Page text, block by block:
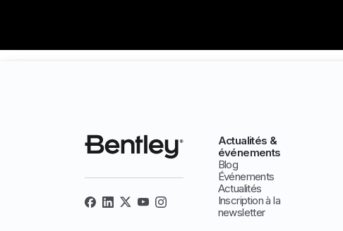
Actualités &
événements
Blog
Événements
Actualités
Inscription à la
newsletter